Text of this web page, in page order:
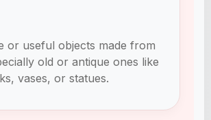
or useful objects made from
old or antique ones like
vases, or statues.